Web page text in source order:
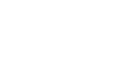
볼라환자 4천명 돌파, 4053명 발생 1850명
원대 사기 혐의' 차가원 대표 구속 송치